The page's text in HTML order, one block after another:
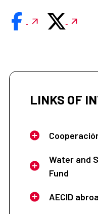
LINKS OF
Water and
Fund
AECID